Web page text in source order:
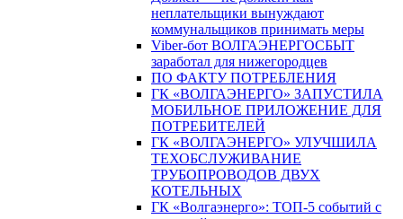
неплательщики вынуждают
коммунальщиков принимать меры
Viber-бот ВОЛГАЭНЕРГОСБЫТ
заработал для нижегородцев
ПО ФАКТУ ПОТРЕБЛЕНИЯ
ГК «ВОЛГАЭНЕРГО» ЗАПУСТИЛА
МОБИЛЬНОЕ ПРИЛОЖЕНИЕ ДЛЯ
ПОТРЕБИТЕЛЕЙ
ГК «ВОЛГАЭНЕРГО» УЛУЧШИЛА
ТЕХОБСЛУЖИВАНИЕ
ТРУБОПРОВОДОВ ДВУХ
КОТЕЛЬНЫХ
ГК «Волгаэнерго»: ТОП-5 событий с